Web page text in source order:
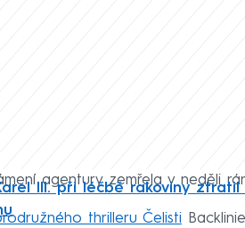
agentury zemřela v neděli
III. při léčbě rakoviny
thrilleru Čelisti